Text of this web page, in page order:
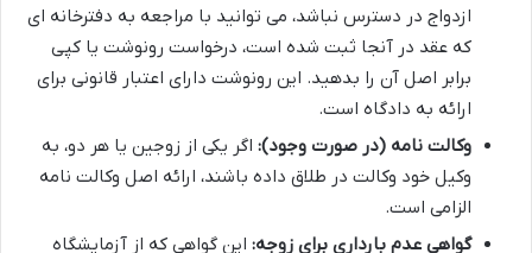
ازدواج در دسترس نباشد، می توانید با مراجعه به دفترخانه ای
که عقد در آنجا ثبت شده است، درخواست رونوشت یا کپی
برابر اصل آن را بدهید. این رونوشت دارای اعتبار قانونی برای
ارائه به دادگاه است.
وکالت نامه (در صورت وجود): اگر یکی از زوجین یا هر دو، به
وکیل خود وکالت در طلاق داده باشند، ارائه اصل وکالت نامه
الزامی است.
گواهی عدم بارداری برای زوجه: این گواهی که از آزمایشگاه